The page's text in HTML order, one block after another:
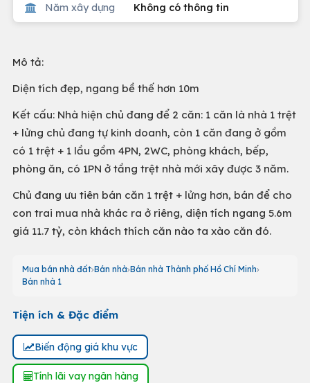
Năm xây dựng Không có thông tin
Mô tả:
Diện tích đẹp, ngang bề thế hơn 10m
Kết cấu: Nhà hiện chủ đang để 2 căn: 1 căn là nhà 1 trệt
+ lửng chủ đang tự kinh doanh, còn 1 căn đang ở gồm
có 1 trệt + 1 lầu gồm 4PN, 2WC, phòng khách, bếp,
phòng ăn, có 1PN ở tầng trệt nhà mới xây được 3 năm.
Chủ đang ưu tiên bán căn 1 trệt + lửng hơn, bán để cho
con trai mua nhà khác ra ở riêng, diện tích ngang 5.6m
giá 11.7 tỷ, còn khách thích căn nào ta xào căn đó.
Mua bán nhà đất Bán nhà Bán nhà Thành phố Hồ Chí Minh
Bán nhà 1
Tiện ích & Đặc điểm
Biến động giá khu vực
Tính lãi vay ngân hàng